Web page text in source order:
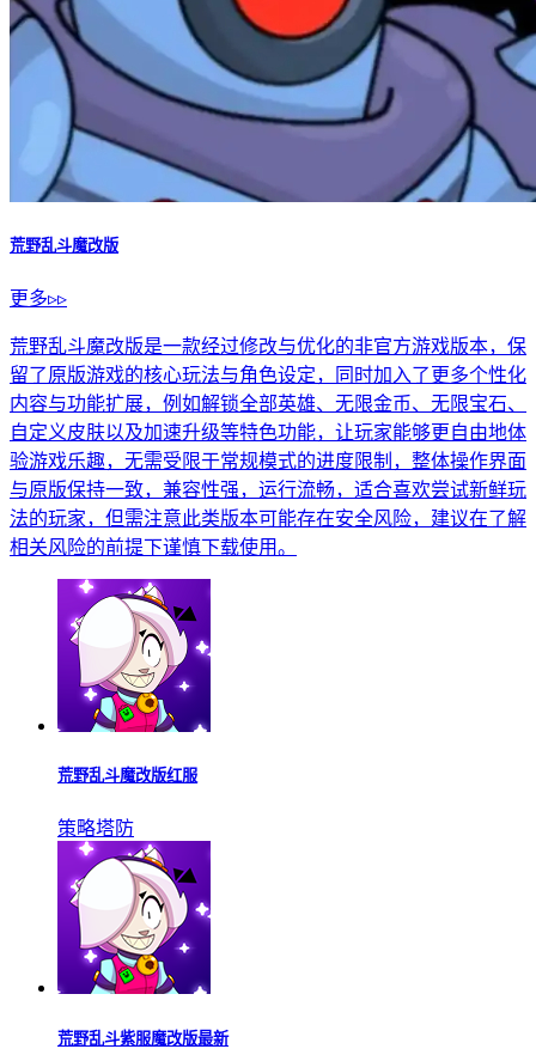
荒野乱斗魔改版
更多▹▹
荒野乱斗魔改版是一款经过修改与优化的非官方游戏版本，保
留了原版游戏的核心玩法与角色设定，同时加入了更多个性化
内容与功能扩展，例如解锁全部英雄、无限金币、无限宝石、
自定义皮肤以及加速升级等特色功能，让玩家能够更自由地体
验游戏乐趣，无需受限于常规模式的进度限制，整体操作界面
与原版保持一致，兼容性强，运行流畅，适合喜欢尝试新鲜玩
法的玩家，但需注意此类版本可能存在安全风险，建议在了解
相关风险的前提下谨慎下载使用。
荒野乱斗魔改版红服
策略塔防
荒野乱斗紫服魔改版最新